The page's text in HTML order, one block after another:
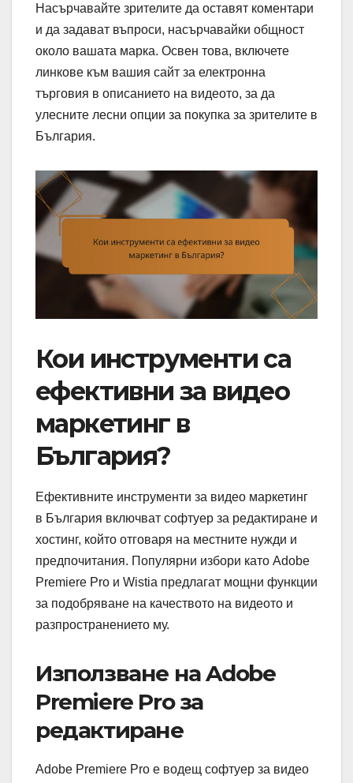
Насърчавайте зрителите да оставят коментари
и да задават въпроси, насърчавайки общност
около вашата марка. Освен това, включете
линкове към вашия сайт за електронна
търговия в описанието на видеото, за да
улесните лесни опции за покупка за зрителите в
България.
Кои инструменти са
ефективни за видео
маркетинг в
България?
Ефективните инструменти за видео маркетинг
в България включват софтуер за редактиране и
хостинг, който отговаря на местните нужди и
предпочитания. Популярни избори като Adobe
Premiere Pro и Wistia предлагат мощни функции
за подобряване на качеството на видеото и
разпространението му.
Използване на Adobe
Premiere Pro за
редактиране
Adobe Premiere Pro е водещ софтуер за видео